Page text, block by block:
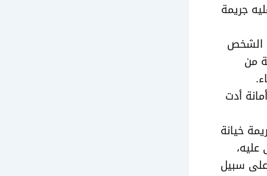
جريمة
الشخص
من
أدت
خيانة
سبيل